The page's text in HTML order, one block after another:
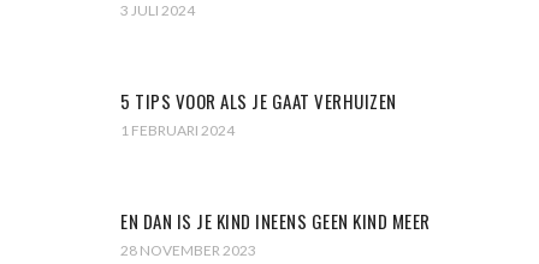
3 JULI 2024
5 TIPS VOOR ALS JE GAAT VERHUIZEN
1 FEBRUARI 2024
EN DAN IS JE KIND INEENS GEEN KIND MEER
28 NOVEMBER 2023